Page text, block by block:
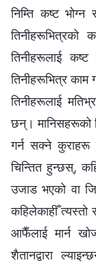
निम्ति कष्ट
तिनीहरूभित्रको
तिनीहरूलाई
तिनीहरूभित्र काम
तिनीहरूलाई
छन्। मानिसहरूको
गर्न सक्‍ने कुराहरू
चिन्तित हुन्छस्,
उजाड भएको वा
कहिलेकाहीँ
आफैँलाई मार्न
शैतानद्वारा